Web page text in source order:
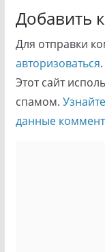
Добавить
Для отправки
авторизоваться.
Этот сайт
спамом.
данные